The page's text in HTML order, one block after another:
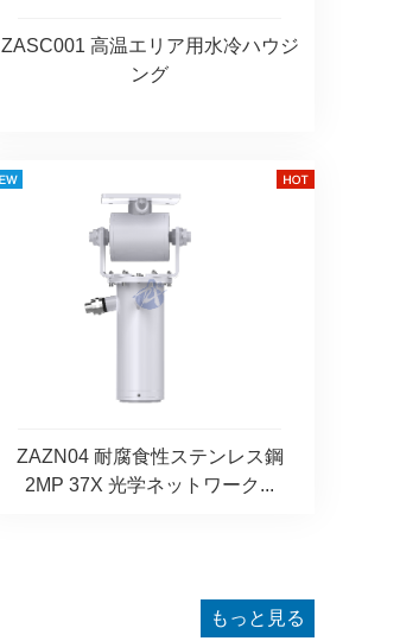
ZASC001 高温エリア用水冷ハウジ
ング
ZAZN04 耐腐食性ステンレス鋼
2MP 37X 光学ネットワーク...
もっと見る